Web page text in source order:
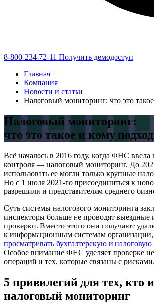
8-800-234-72-11 Получить демодоступ
Главная
Компания
Новости и статьи
Налоговый мониторинг: что это
Налоговый мониторинг:
что это такое и кому
Всё началось в 2016 году, когда ФНС
контроля — налоговый мониторинг. До
использовать ее могли только крупные
Но с 1 июля 2021-го присоединиться к
разрешили и представителям среднего
Суть системы налогового мониторинга
инспекторы больше не проводят выездные
проверки. Вместо этого они получают
к информационным системам
просматривать бухгалтерскую и налоговую
Особое внимание ФНС уделяет проверке
операций и тех, которые связаны с рисками.
5 привилегий для тех, кто
налоговый мониторинг